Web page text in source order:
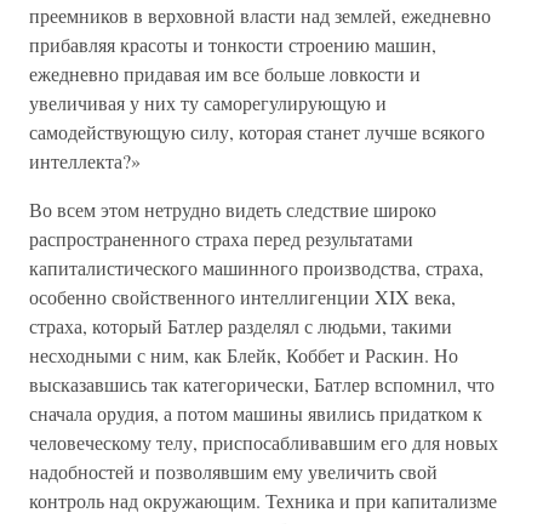
преемников в верховной власти над землей, ежедневно
прибавляя красоты и тонкости строению машин,
ежедневно придавая им все больше ловкости и
увеличивая у них ту саморегулирующую и
самодействующую силу, которая станет лучше всякого
интеллекта?»
Во всем этом нетрудно видеть следствие широко
распространенного страха перед результатами
капиталистического машинного производства, страха,
особенно свойственного интеллигенции XIX века,
страха, который Батлер разделял с людьми, такими
несходными с ним, как Блейк, Коббет и Раскин. Но
высказавшись так категорически, Батлер вспомнил, что
сначала орудия, а потом машины явились придатком к
человеческому телу, приспосабливавшим его для новых
надобностей и позволявшим ему увеличить свой
контроль над окружающим. Техника и при капитализме